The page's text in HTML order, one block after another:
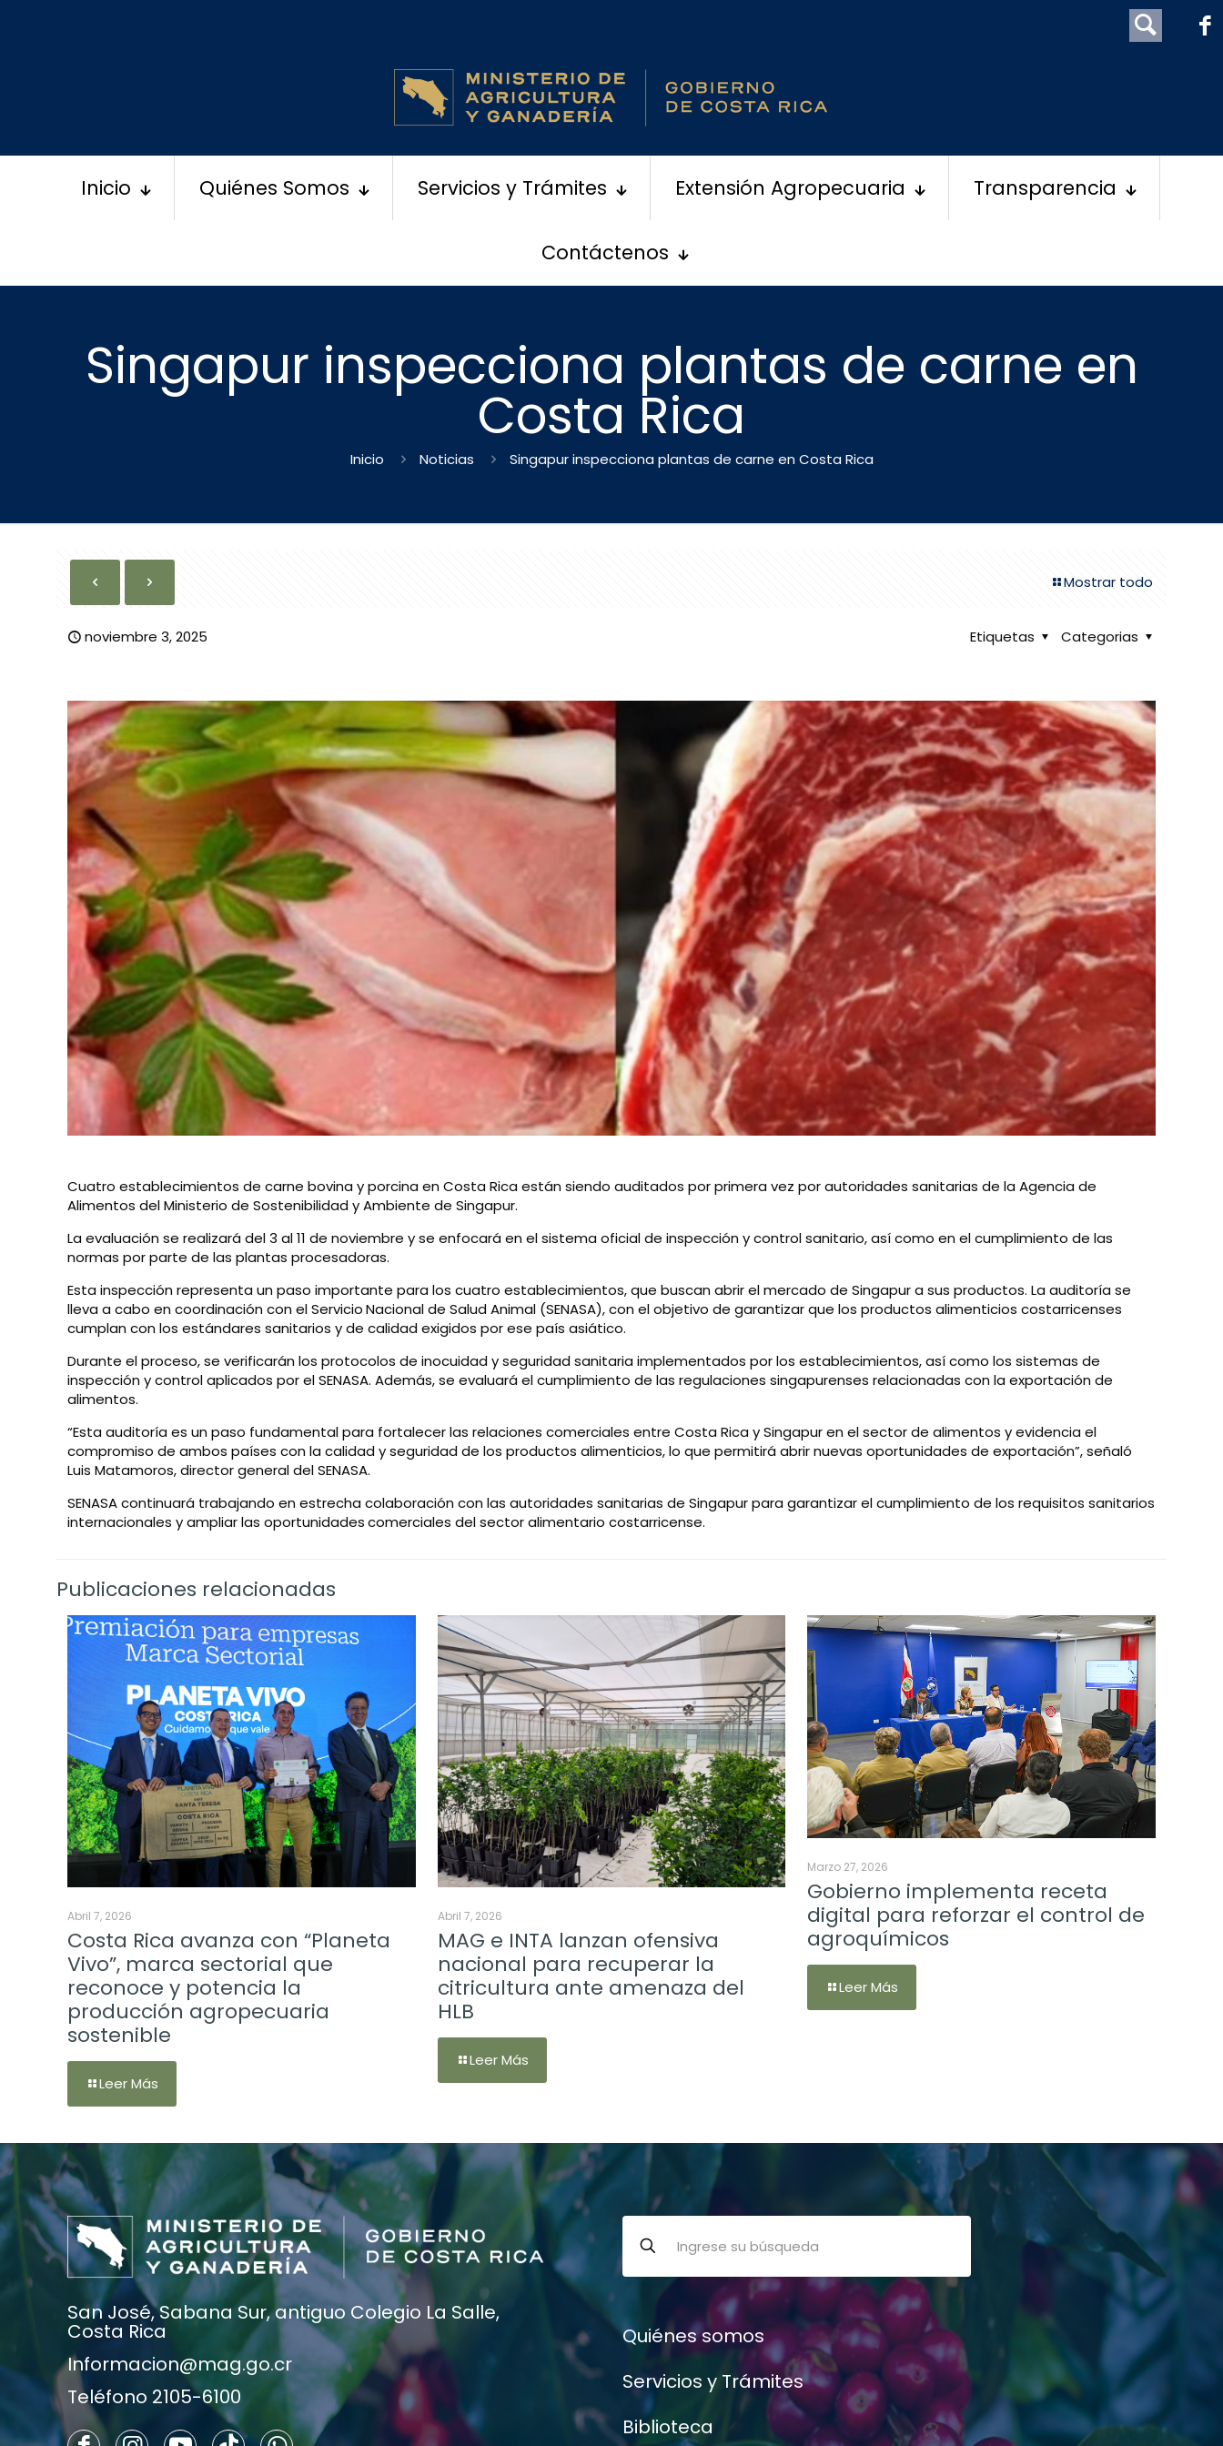
Inicio Quiénes Somos Servicios y Trámites Extensión Agropecuaria Transparencia
Contáctenos
Singapur inspecciona plantas de carne en
Costa Rica
Inicio Noticias Singapur inspecciona plantas de carne en Costa Rica
Mostrar todo
noviembre 3, 2025 Categorias
Etiquetas
Cuatro establecimientos de carne bovina y porcina en Costa Rica están siendo auditados por primera vez por autoridades sanitarias de la Agencia de
Alimentos del Ministerio de Sostenibilidad y Ambiente de Singapur.
La evaluación se realizará del 3 al 11 de noviembre y se enfocará en el sistema oficial de inspección y control sanitario, así como en el cumplimiento de las
normas por parte de las plantas procesadoras.
Esta inspección representa un paso importante para los cuatro establecimientos, que buscan abrir el mercado de Singapur a sus productos. La auditoría se
lleva a cabo en coordinación con el ServicioNacional de Salud Animal (SENASA), con el objetivo de garantizar que los productos alimenticios costarricenses
cumplan con los estándares sanitarios y de calidad exigidos por ese país asiático.
Durante el proceso, se verificarán los protocolos de inocuidad y seguridad sanitaria implementados por los establecimientos, así como los sistemas de
inspección y control aplicados por el SENASA. Además, se evaluará el cumplimiento de las regulaciones singapurenses relacionadas con la exportación de
alimentos.
“Esta auditoría es un paso fundamental para fortalecer las relaciones comerciales entre Costa Rica y Singapur en el sector de alimentos y evidencia el
compromiso de ambos países con la calidad y seguridad de los productos alimenticios, lo que permitirá abrir nuevas oportunidades de exportación”, señaló
Luis Matamoros, director general del SENASA.
SENASA continuará trabajando en estrecha colaboración con las autoridades sanitarias de Singapur para garantizar el cumplimiento de los requisitos sanitarios
internacionales y ampliar las oportunidadescomerciales del sector alimentario costarricense.
Publicaciones relacionadas
Abril 7, 2026
Costa Rica avanza con “Planeta
Vivo”, marca sectorial que
reconoce y potencia la
producción agropecuaria
sostenible
Leer Más
Abril 7, 2026
MAG e INTA lanzan ofensiva
nacional para recuperar la
citricultura ante amenaza del
HLB
Leer Más
Marzo 27, 2026
Gobierno implementa receta
digital para reforzar el control de
agroquímicos
Leer Más
San José, Sabana Sur, antiguo Colegio La Salle,
Costa Rica
Informacion@mag.go.cr
Teléfono 2105-6100
Quiénes somos
Servicios y Trámites
Biblioteca